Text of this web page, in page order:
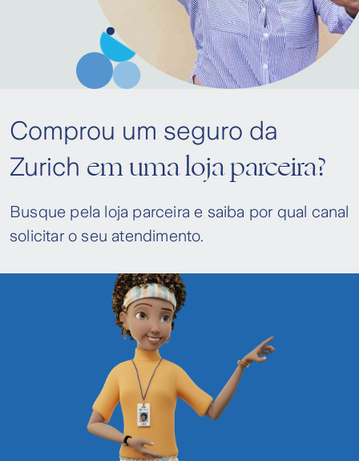
Comprou um seguro da
Zurich em uma loja parceira?
Busque pela loja parceira e saiba por qual canal
solicitar o seu atendimento.